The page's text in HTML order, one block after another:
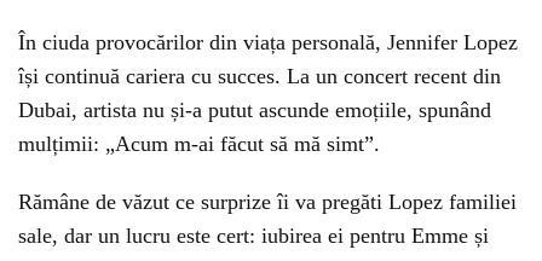
În ciuda provocărilor din viața personală, Jennifer Lopez
își continuă cariera cu succes. La un concert recent din
Dubai, artista nu și-a putut ascunde emoțiile, spunând
mulțimii: „Acum m-ai făcut să mă simt”.
Rămâne de văzut ce surprize îi va pregăti Lopez familiei
sale, dar un lucru este cert: iubirea ei pentru Emme și